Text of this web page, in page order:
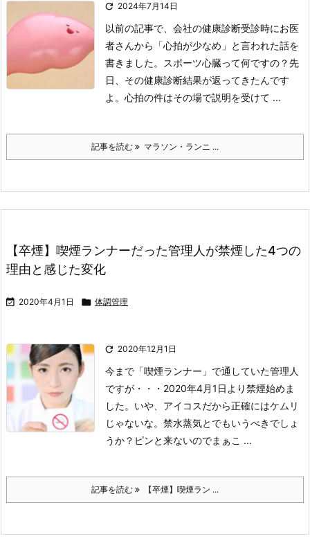
 2024年7月14日
以前の記事で、会社の健康診断受診時にお医
者さんから「心拍が少なめ」と言われた話を
書きました。
スポーツ心臓って何ですの？先
日、その健康診断結果が返ってきたんです
よ。 心拍の件はその場で説明を受けて ...
記事を読む マラソン・ランニ ...
【卒煙】喫煙ランナーだった管理人が禁煙した4つの
理由と感じた変化
 2020年4月1日  体調管理
 2020年12月1日
今まで「喫煙ランナー」で通していた管理人
ですが・・・ 2020年4月1日より禁煙始めま
した。 いや、アイコスだから正確にはケムリ
じゃないな。禁水蒸気とでもいうべきでしょ
うか？ ピンと来ないのでまぁこ ...
記事を読む 【卒煙】喫煙ラン ...